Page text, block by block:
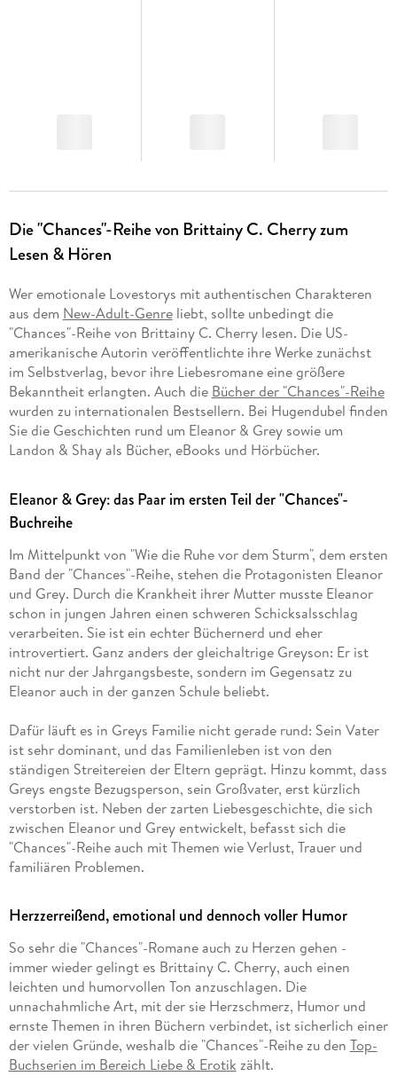
Die "Chances"-Reihe von Brittainy C. Cherry zum
Lesen & Hören
Wer emotionale Lovestorys mit authentischen Charakteren
aus dem New-Adult-Genreliebt, sollte unbedingt die
"Chances"-Reihe von Brittainy C. Cherry lesen. Die US-
amerikanische Autorin veröffentlichte ihre Werke zunächst
im Selbstverlag, bevor ihre Liebesromane eine größere
Bekanntheit erlangten. Auch die Bücher der "Chances"-Reihe
wurden zu internationalen Bestsellern. Bei Hugendubel finden
Sie die Geschichten rund um Eleanor & Grey sowie um
Landon & Shay als Bücher, eBooks und Hörbücher.
Eleanor & Grey: das Paar im ersten Teil der "Chances"-
Buchreihe
Im Mittelpunkt von "Wie die Ruhe vor dem Sturm", dem ersten
Band der "Chances"-Reihe, stehen die Protagonisten Eleanor
und Grey. Durch die Krankheit ihrer Mutter musste Eleanor
schon in jungen Jahren einen schweren Schicksalsschlag
verarbeiten. Sie ist ein echter Büchernerd und eher
introvertiert. Ganz anders der gleichaltrige Greyson: Er ist
nicht nur der Jahrgangsbeste, sondern im Gegensatz zu
Eleanor auch in der ganzen Schule beliebt.
Dafür läuft es in Greys Familie nicht gerade rund: Sein Vater
ist sehr dominant, und das Familienleben ist von den
ständigen Streitereien der Eltern geprägt. Hinzu kommt, dass
Greys engste Bezugsperson, sein Großvater, erst kürzlich
verstorben ist. Neben der zarten Liebesgeschichte, die sich
zwischen Eleanor und Grey entwickelt, befasst sich die
"Chances"-Reihe auch mit Themen wie Verlust, Trauer und
familiären Problemen.
Herzzerreißend, emotional und dennoch voller Humor
So sehr die "Chances"-Romane auch zu Herzen gehen -
immer wieder gelingt es Brittainy C. Cherry, auch einen
leichten und humorvollen Ton anzuschlagen. Die
unnachahmliche Art, mit der sie Herzschmerz, Humor und
ernste Themen in ihren Büchern verbindet, ist sicherlich einer
der vielen Gründe, weshalb die "Chances"-Reihe zu den Top-
Buchserien im Bereich Liebe & Erotikzählt.